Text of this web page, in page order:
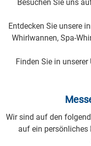
Besuchen Sie uns
Entdecken Sie unsere
Whirlwannen, Spa-
Finden Sie in
Wir sind auf den
auf ein persönliches